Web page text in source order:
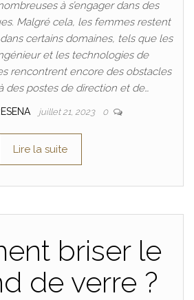
à s’engager dans des
Malgré cela, les femmes restent
certains domaines, tels que les
et les technologies de
rencontrent encore des obstacles
des postes de direction et de…
juillet 21, 2023 0
Lire la suite
briser le
de verre ?